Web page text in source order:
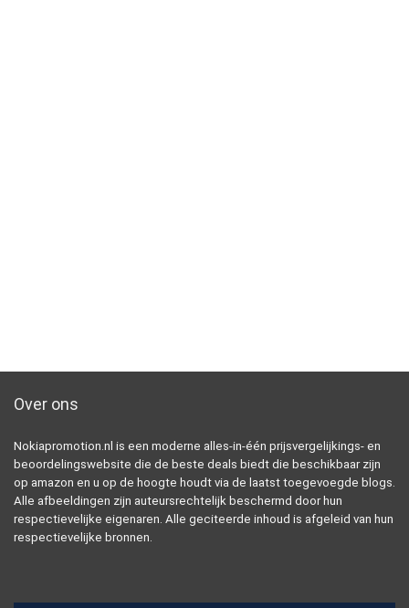
Over ons
Nokiapromotion.nl is een moderne alles-in-één prijsvergelijkings- en
beoordelingswebsite die de beste deals biedt die beschikbaar zijn
op amazon en u op de hoogte houdt via de laatst toegevoegde blogs.
Alle afbeeldingen zijn auteursrechtelijk beschermd door hun
respectievelijke eigenaren. Alle geciteerde inhoud is afgeleid van hun
respectievelijke bronnen.